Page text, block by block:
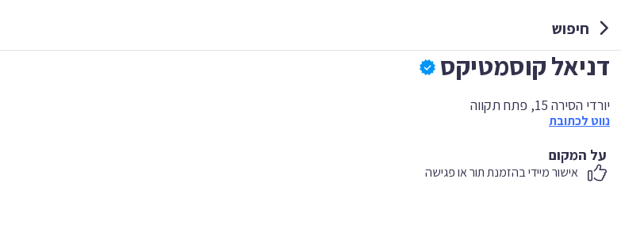
חיפוש
דניאל קוסמטיקס
יורדי הסירה 15, פתח תקווה
נווט לכתובת
על המקום
אישור מיידי בהזמנת תור או פגישה